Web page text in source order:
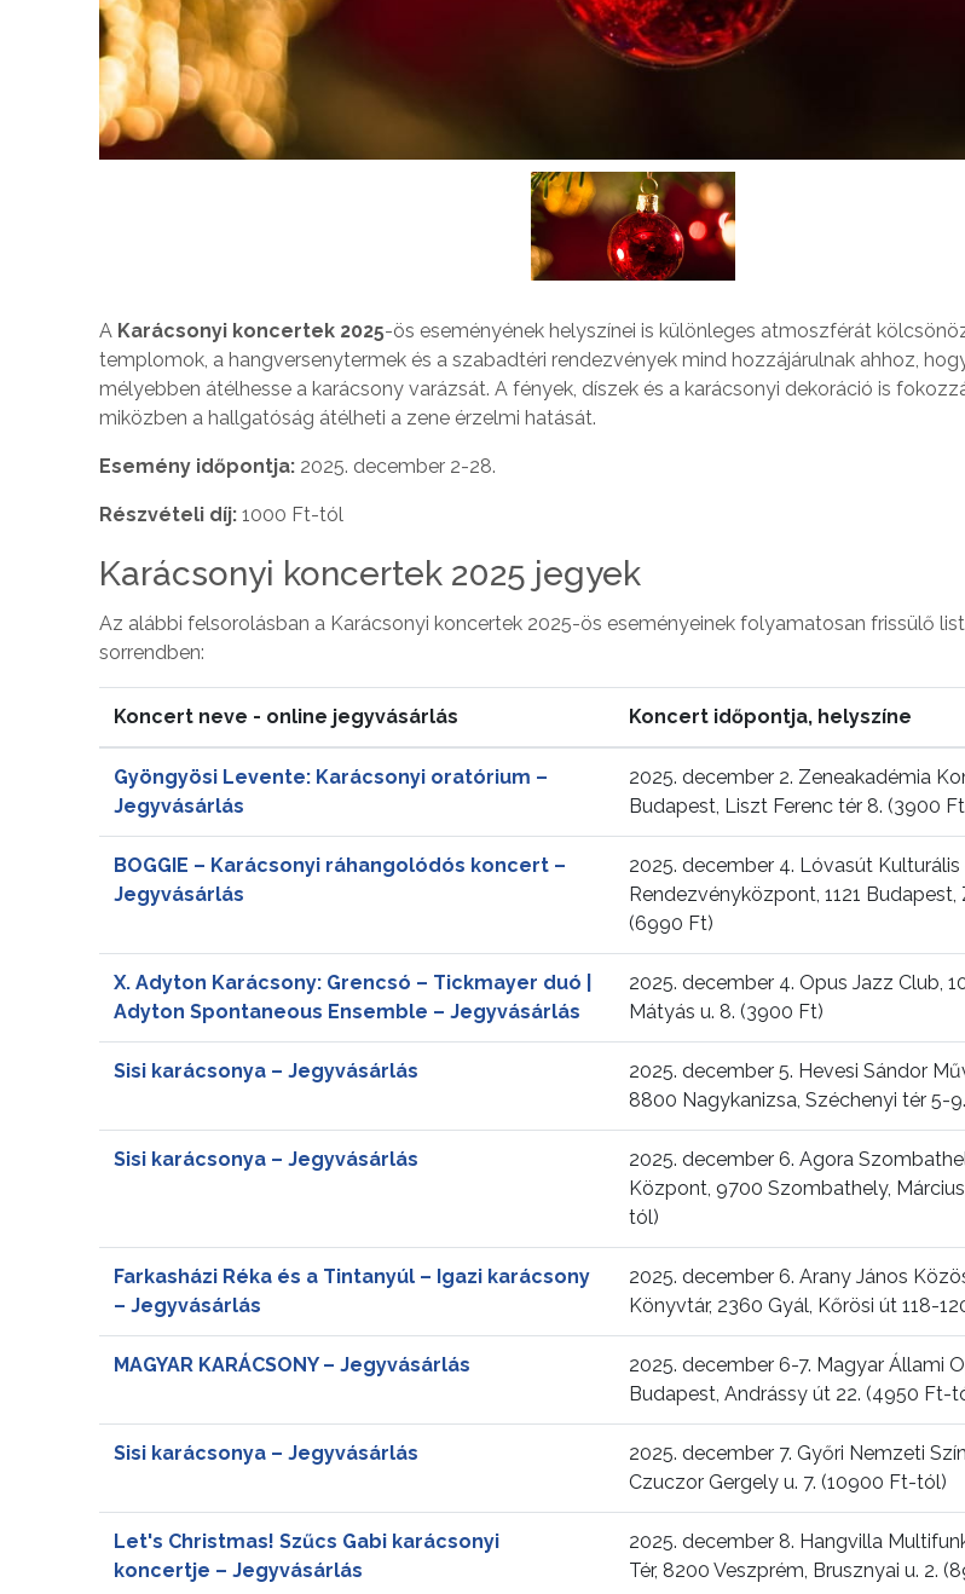
A Karácsonyi koncertek 2025-ös eseményének helyszínei is különleges atmoszférát
templomok, a hangversenytermek és a szabadtéri rendezvények mind hozzájárulnak ahhoz,
mélyebben átélhesse a karácsony varázsát. A fények, díszek és a karácsonyi dekoráció is
miközben a hallgatóság átélheti a zene érzelmi hatását.
Esemény időpontja: 2025. december 2-28.
Részvételi díj: 1000 Ft-tól
Karácsonyi koncertek 2025 jegyek
Az alábbi felsorolásban a Karácsonyi koncertek 2025-ös eseményeinek folyamatosan frissülő
sorrendben:
Koncert neve - online jegyvásárlás Koncert időpontja, helyszíne
Gyöngyösi Levente: Karácsonyi oratórium –
Jegyvásárlás
2025. december 2. Zeneakadémia
Budapest, Liszt Ferenc tér 8. (3900
BOGGIE – Karácsonyi ráhangolódós koncert –
Jegyvásárlás
2025. december 4. Lóvasút Kulturális
Rendezvényközpont, 1121
(6990 Ft)
X. Adyton Karácsony: Grencsó – Tickmayer duó |
Adyton Spontaneous Ensemble – Jegyvásárlás
2025. december 4. Opus Jazz Club,
Mátyás u. 8. (3900 Ft)
Sisi karácsonya – Jegyvásárlás
2025. december 5. Hevesi Sándor
8800 Nagykanizsa, Széchenyi tér 5-
Sisi karácsonya – Jegyvásárlás
2025. december 6. Agora
Központ, 9700 Szombathely,
tól)
Farkasházi Réka és a Tintanyúl – Igazi karácsony
– Jegyvásárlás
2025. december 6. Arany János
Könyvtár, 2360 Gyál, Kőrösi út 118-
MAGYAR KARÁCSONY – Jegyvásárlás
2025. december 6-7. Magyar Állami
Budapest, Andrássy út 22. (4950 Ft-
Sisi karácsonya – Jegyvásárlás
2025. december 7. Győri Nemzeti
Czuczor Gergely u. 7. (10900 Ft-tól)
Let's Christmas! Szűcs Gabi karácsonyi
koncertje – Jegyvásárlás
2025. december 8. Hangvilla
Tér, 8200 Veszprém, Brusznyai u. 2.